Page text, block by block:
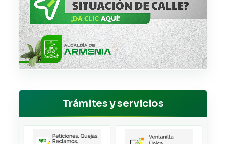
Trámites y servicios